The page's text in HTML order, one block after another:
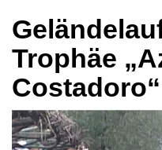
Trophäe
Costadoro“